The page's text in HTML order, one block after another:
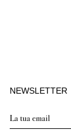
NEWSLETTER